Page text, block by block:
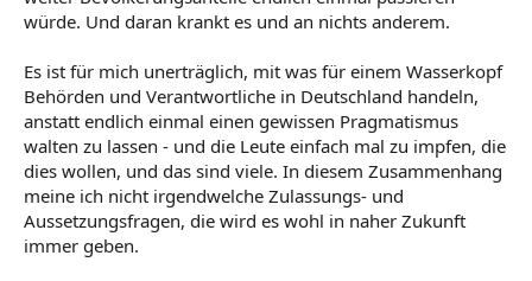
würde. Und daran krankt es und an nichts anderem.
Es ist für mich unerträglich, mit was für einem Wasserkopf
Behörden und Verantwortliche in Deutschland handeln,
anstatt endlich einmal einen gewissen Pragmatismus
walten zu lassen - und die Leute einfach mal zu impfen, die
dies wollen, und das sind viele. In diesem Zusammenhang
meine ich nicht irgendwelche Zulassungs- und
Aussetzungsfragen, die wird es wohl in naher Zukunft
immer geben.